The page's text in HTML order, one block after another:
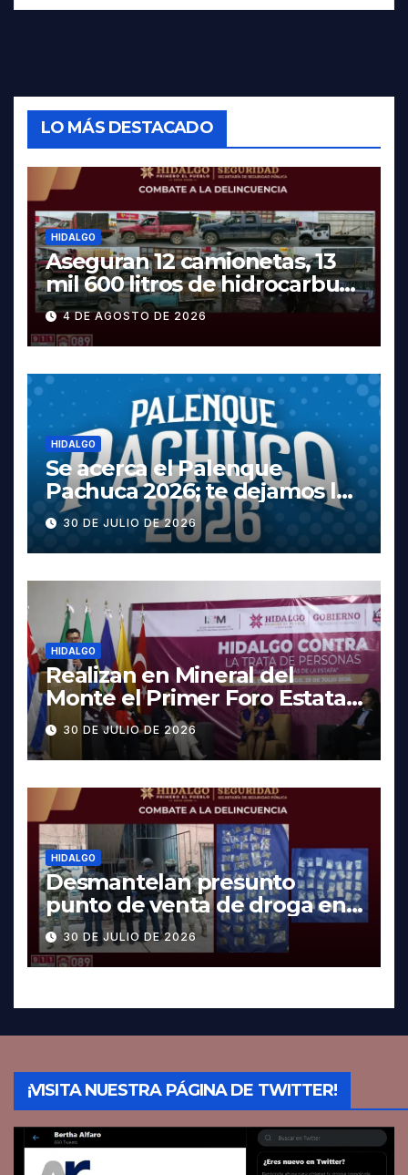
LO MÁS DESTACADO
HIDALGO
Aseguran 12 camionetas, 13
mil 600 litros de hidrocarburo
y dos vehículos robados en
Tula
4 DE AGOSTO DE 2026
HIDALGO
Se acerca el Palenque
Pachuca 2026; te dejamos la
cartelera completa, las
fechas y los precios
30 DE JULIO DE 2026
HIDALGO
Realizan en Mineral del
Monte el Primer Foro Estatal
contra la Trata de Personas
30 DE JULIO DE 2026
HIDALGO
Desmantelan presunto
punto de venta de droga en
Pachuca; hay dos detenidos
30 DE JULIO DE 2026
¡VISITA NUESTRA PÁGINA DE TWITTER!